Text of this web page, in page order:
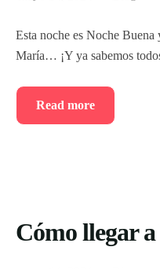
Esta noche es Noche
María… ¡Y ya sabemos
Read more
Cómo llegar